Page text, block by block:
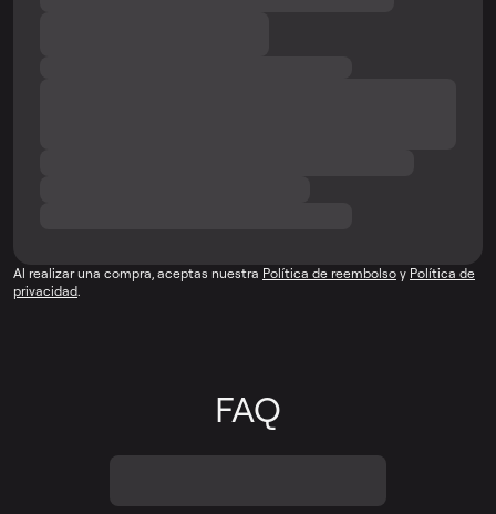
Al realizar una compra, aceptas nuestra Política de reembolso y Política de
privacidad.
FAQ